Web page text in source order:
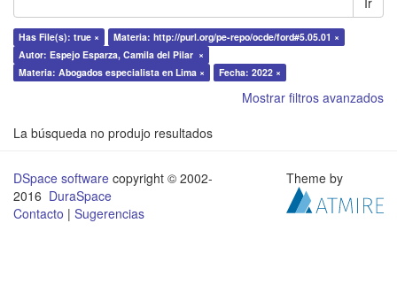
Has File(s): true ×
Materia: http://purl.org/pe-repo/ocde/ford#5.05.01 ×
Autor: Espejo Esparza, Camila del Pilar ×
Materia: Abogados especialista en Lima ×
Fecha: 2022 ×
Mostrar filtros avanzados
La búsqueda no produjo resultados
DSpace software copyright © 2002-
2016 DuraSpace
Contacto | Sugerencias
Theme by